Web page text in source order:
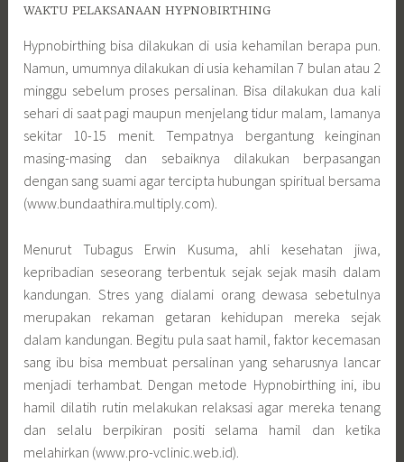
WAKTU PELAKSANAAN HYPNOBIRTHING
Hypnobirthing bisa dilakukan di usia kehamilan berapa pun.
Namun, umumnya dilakukan di usia kehamilan 7 bulan atau 2
minggu sebelum proses persalinan. Bisa dilakukan dua kali
sehari di saat pagi maupun menjelang tidur malam, lamanya
sekitar 10-15 menit. Tempatnya bergantung keinginan
masing-masing dan sebaiknya dilakukan berpasangan
dengan sang suami agar tercipta hubungan spiritual bersama
(www.bundaathira.multiply.com).
Menurut Tubagus Erwin Kusuma, ahli kesehatan jiwa,
kepribadian seseorang terbentuk sejak sejak masih dalam
kandungan. Stres yang dialami orang dewasa sebetulnya
merupakan rekaman getaran kehidupan mereka sejak
dalam kandungan. Begitu pula saat hamil, faktor kecemasan
sang ibu bisa membuat persalinan yang seharusnya lancar
menjadi terhambat. Dengan metode Hypnobirthing ini, ibu
hamil dilatih rutin melakukan relaksasi agar mereka tenang
dan selalu berpikiran positi selama hamil dan ketika
melahirkan (www.pro-vclinic.web.id).